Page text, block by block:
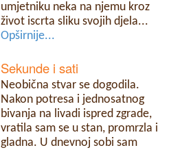
umjetniku neka na njemu kroz
život iscrta sliku svojih djela...
Opširnije...
Sekunde i sati
Neobična stvar se dogodila.
Nakon potresa i jednosatnog
bivanja na livadi ispred zgrade,
vratila sam se u stan, promrzla i
gladna. U dnevnoj sobi sam